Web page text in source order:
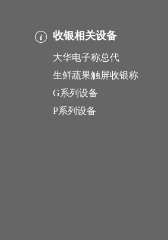
收银相关设备
大华电子称总代
生鲜蔬果触屏收银称
G系列设备
P系列设备